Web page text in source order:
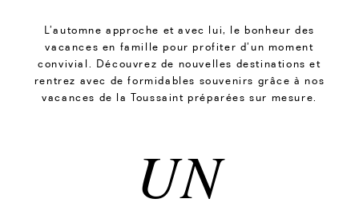
L’automne approche et avec lui, le bonheur des
vacances en famille pour profiter d’un moment
convivial. Découvrez de nouvelles destinations et
rentrez avec de formidables souvenirs grâce à nos
vacances de la Toussaint préparées sur mesure.
UN